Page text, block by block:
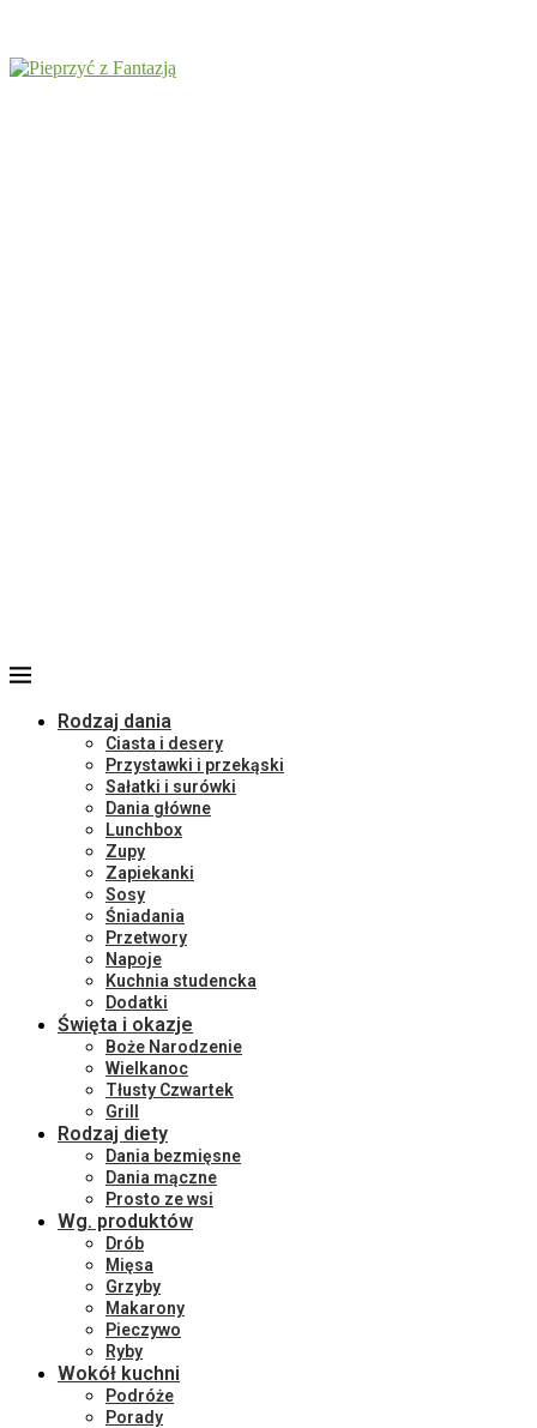
Rodzaj dania
Ciasta i desery
Przystawki i przekąski
Sałatki i surówki
Dania główne
Lunchbox
Zupy
Zapiekanki
Sosy
Śniadania
Przetwory
Napoje
Kuchnia studencka
Dodatki
Święta i okazje
Boże Narodzenie
Wielkanoc
Tłusty Czwartek
Grill
Rodzaj diety
Dania bezmięsne
Dania mączne
Prosto ze wsi
Wg. produktów
Drób
Mięsa
Grzyby
Makarony
Pieczywo
Ryby
Wokół kuchni
Podróże
Porady